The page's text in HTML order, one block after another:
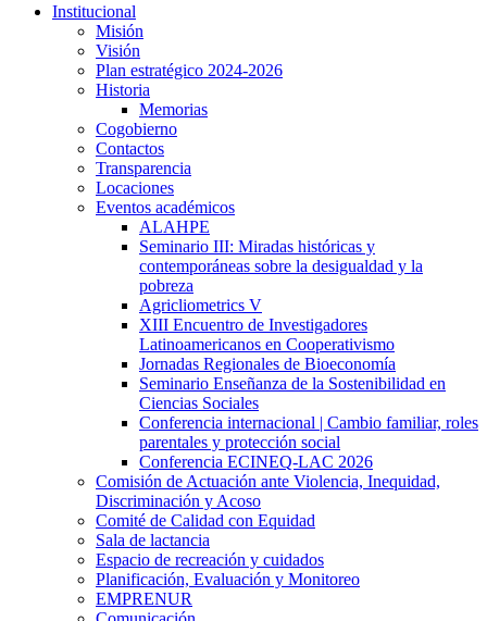
Institucional
Misión
Visión
Plan estratégico 2024-2026
Historia
Memorias
Cogobierno
Contactos
Transparencia
Locaciones
Eventos académicos
ALAHPE
Seminario III: Miradas históricas y
contemporáneas sobre la desigualdad y la
pobreza
Agricliometrics V
XIII Encuentro de Investigadores
Latinoamericanos en Cooperativismo
Jornadas Regionales de Bioeconomía
Seminario Enseñanza de la Sostenibilidad en
Ciencias Sociales
Conferencia internacional | Cambio familiar, roles
parentales y protección social
Conferencia ECINEQ-LAC 2026
Comisión de Actuación ante Violencia, Inequidad,
Discriminación y Acoso
Comité de Calidad con Equidad
Sala de lactancia
Espacio de recreación y cuidados
Planificación, Evaluación y Monitoreo
EMPRENUR